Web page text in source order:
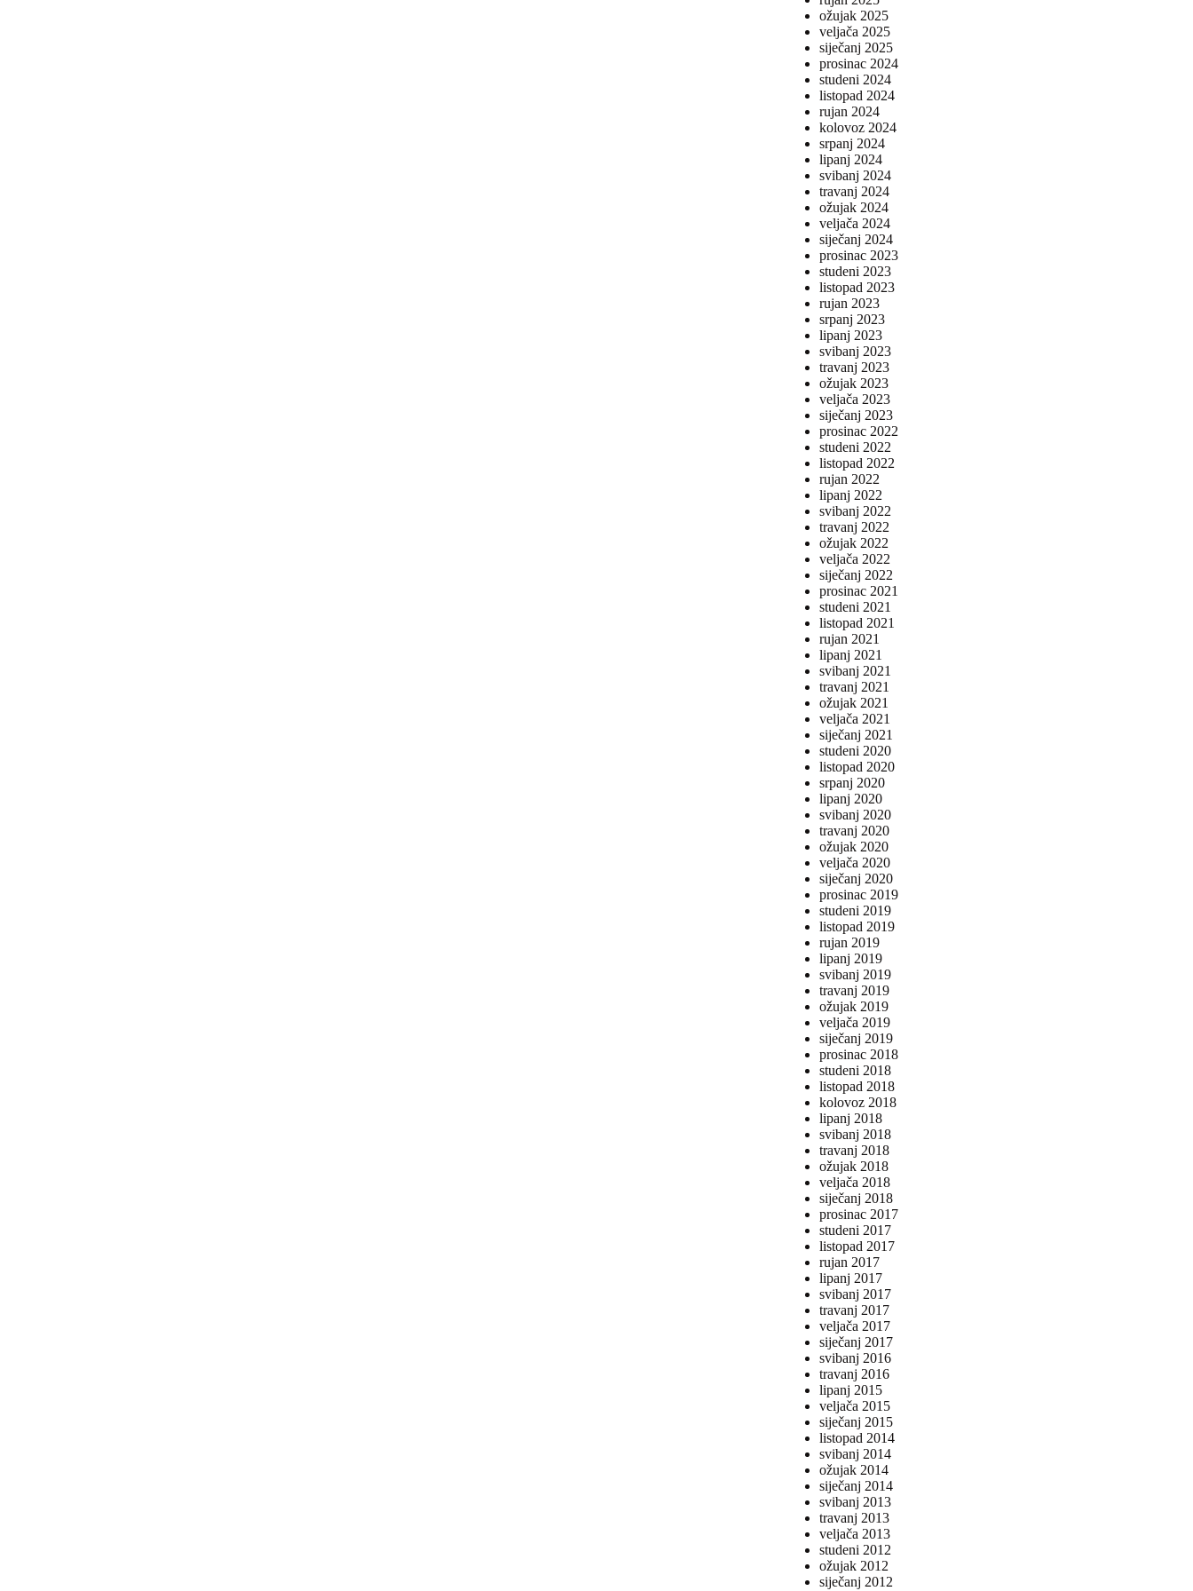
ožujak 2025
veljača 2025
siječanj 2025
prosinac 2024
studeni 2024
listopad 2024
rujan 2024
kolovoz 2024
srpanj 2024
lipanj 2024
svibanj 2024
travanj 2024
ožujak 2024
veljača 2024
siječanj 2024
prosinac 2023
studeni 2023
listopad 2023
rujan 2023
srpanj 2023
lipanj 2023
svibanj 2023
travanj 2023
ožujak 2023
veljača 2023
siječanj 2023
prosinac 2022
studeni 2022
listopad 2022
rujan 2022
lipanj 2022
svibanj 2022
travanj 2022
ožujak 2022
veljača 2022
siječanj 2022
prosinac 2021
studeni 2021
listopad 2021
rujan 2021
lipanj 2021
svibanj 2021
travanj 2021
ožujak 2021
veljača 2021
siječanj 2021
studeni 2020
listopad 2020
srpanj 2020
lipanj 2020
svibanj 2020
travanj 2020
ožujak 2020
veljača 2020
siječanj 2020
prosinac 2019
studeni 2019
listopad 2019
rujan 2019
lipanj 2019
svibanj 2019
travanj 2019
ožujak 2019
veljača 2019
siječanj 2019
prosinac 2018
studeni 2018
listopad 2018
kolovoz 2018
lipanj 2018
svibanj 2018
travanj 2018
ožujak 2018
veljača 2018
siječanj 2018
prosinac 2017
studeni 2017
listopad 2017
rujan 2017
lipanj 2017
svibanj 2017
travanj 2017
veljača 2017
siječanj 2017
svibanj 2016
travanj 2016
lipanj 2015
veljača 2015
siječanj 2015
listopad 2014
svibanj 2014
ožujak 2014
siječanj 2014
svibanj 2013
travanj 2013
veljača 2013
studeni 2012
ožujak 2012
siječanj 2012